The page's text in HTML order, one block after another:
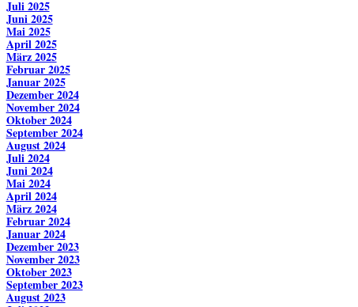
Juli 2025
Juni 2025
Mai 2025
April 2025
März 2025
Februar 2025
Januar 2025
Dezember 2024
November 2024
Oktober 2024
September 2024
August 2024
Juli 2024
Juni 2024
Mai 2024
April 2024
März 2024
Februar 2024
Januar 2024
Dezember 2023
November 2023
Oktober 2023
September 2023
August 2023